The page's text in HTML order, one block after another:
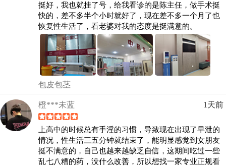
挺好，我也就挂了号，给我看诊的是陈主任，做手术挺
快的，差不多半个小时就好了，现在差不多一个月了也
恢复性生活了，看老婆对我的态度是挺满意的。
包皮包茎
橙***未蓝 1天前
上高中的时候总有手淫的习惯，导致现在出现了早泄的
情况，性生活三五分钟就结束了，能明显感觉到女朋友
挺不满意的，自己也越来越缺乏自信，这期间吃过一些
乱七八糟的药，没什么改善，所以想找一家专业正规看